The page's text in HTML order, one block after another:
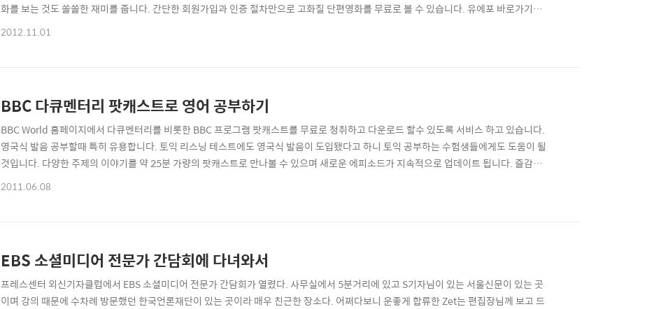
화를 보는 것도 쏠쏠한 재미를 줍니다. 간단한 회원가입과 인증 절차만으로 고화질 단편영화를 무료로 볼 수 있습니다. 유에포 바로가기
http://www.youefo.com/film 첫번째로 보여지고 있는 말할 수 없는 것을 클릭했습니다. 회원가입을 해야 영화를 볼 수 있습니다. 시놉시
2012.11.01
BBC 다큐멘터리 팟캐스트로 영어 공부하기
BBC World 홈페이지에서 다큐멘터리를 비롯한 BBC 프로그램 팟캐스트를 무료로 청취하고 다운로드 할수 있도록 서비스 하고 있습니다.
영국식 발음 공부할때 특히 유용합니다. 토익 리스닝 테스트에도 영국식 발음이 도입됐다고 하니 토익 공부하는 수험생들에게도 도움이 될
것입니다. 다양한 주제의 이야기를 약 25분 가량의 팟캐스트로 만나볼 수 있으며 새로운 에피소드가 지속적으로 업데이트 됩니다. 즐감하
세요! BBC 다큐멘터리 팟캐스트 www.bbc.co.uk/worldservice/documentaries 1번 영역을 누르면 전체 에피소드를 볼수 있습니다. 2
2011.06.08
EBS 소셜미디어 전문가 간담회에 다녀와서
프레스센터 외신기자클럽에서 EBS 소셜미디어 전문가 간담회가 열렸다. 사무실에서 5분거리에 있고 S기자님이 있는 서울신문이 있는 곳
이며 강의 때문에 수차례 방문했던 한국언론재단이 있는 곳이라 매우 친근한 장소다. 어쩌다보니 운좋게 합류한 Zet는 편집장님께 보고 드